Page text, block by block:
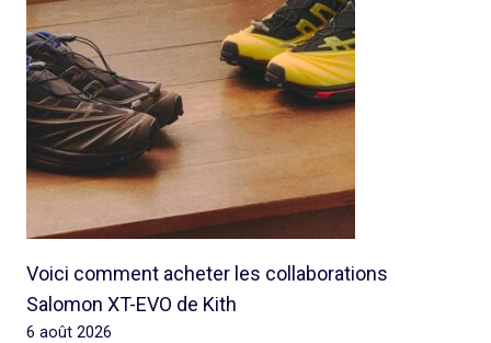
Voici comment acheter les collaborations
Salomon XT-EVO de Kith
6 août 2026